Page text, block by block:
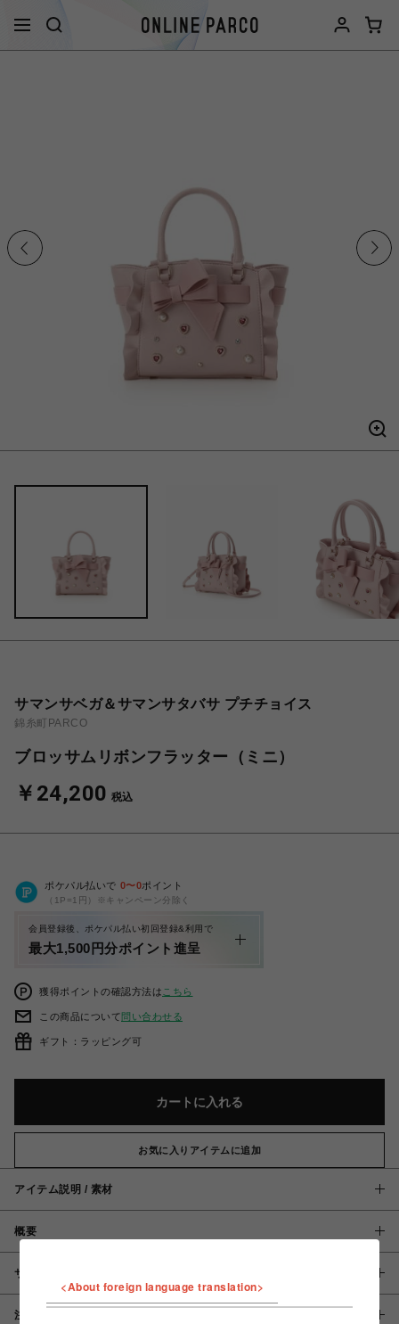
サマンサベガ＆サマンサタバサ プチチョイス
錦糸町PARCO
ブロッサムリボンフラッター（ミニ）
￥24,200 税込
ポケパル払いで 0〜0ポイント
（1P=1円）※キャンペーン分除く
会員登録後、ポケパル払い初回登録&利用で
最大1,500円分ポイント進呈
獲得ポイントの確認方法は こちら
この商品について問い合わせる
ギフト：ラッピング可
カートに入れる
お気に入りアイテムに追加
アイテム説明 / 素材
概要
サイズ
注意事項
<About foreign language translation>